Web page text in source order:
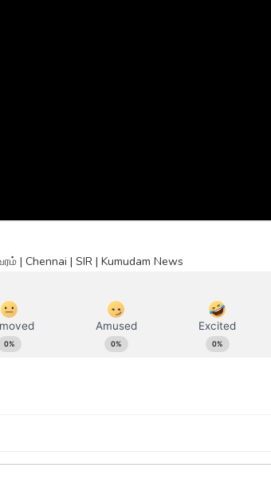
| Chennai | SIR | Kumudam News